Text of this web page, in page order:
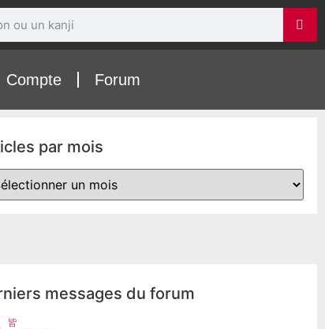
Compte Forum
par mois
messages du forum
皆